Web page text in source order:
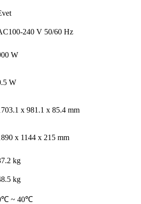
240 V 50/60 Hz
W
W
x 981.1 x 85.4 mm
x 1144 x 215 mm
kg
kg
~ 40℃